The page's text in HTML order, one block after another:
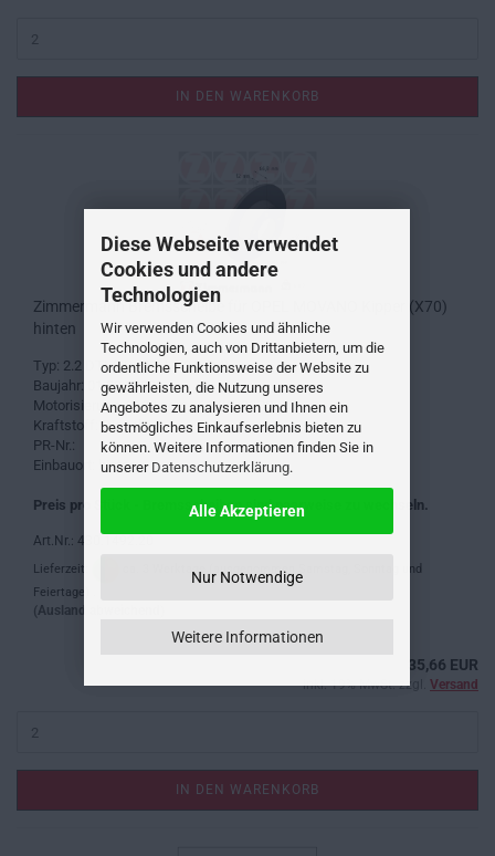
Diese Webseite verwendet
Cookies und andere
Technologien
Wir verwenden Cookies und ähnliche
Technologien, auch von Drittanbietern, um die
ordentliche Funktionsweise der Website zu
gewährleisten, die Nutzung unseres
Angebotes zu analysieren und Ihnen ein
bestmögliches Einkaufserlebnis bieten zu
können. Weitere Informationen finden Sie in
unserer Datenschutzerklärung.
Alle Akzeptieren
Nur Notwendige
Weitere Informationen
IN DEN WARENKORB
Zimmermann Bremsscheibe für OPEL MOVANO Kipper (X70)
hinten
Typ: 2.2 DTI (ED, HD, UD0, UD4)
Baujahr: 01.09.1999 -
Motorisierung: 2188 ccm ; 66KW/90PS
Kraftstoff: Diesel
PR-Nr.:
Einbauort: hinten
Preis pro Stück - Bremsscheiben sind paarweise zu wechseln.
Art.Nr.: 430.1492.20
Lieferzeit:
ca. 3 Werktage (ausgenommen Samstag, Sonntag und
Feiertage) .
(Ausland abweichend)
35,66 EUR
inkl. 19% MwSt. zzgl. Versand
IN DEN WARENKORB